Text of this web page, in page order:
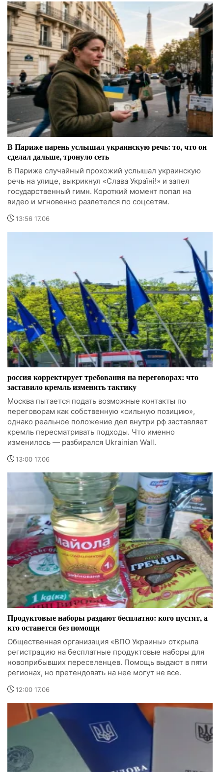
В Париже парень услышал украинскую речь: то, что он
сделал дальше, тронуло сеть
В Париже случайный прохожий услышал украинскую
речь на улице, выкрикнул «Слава Україні!» и запел
государственный гимн. Короткий момент попал на
видео и мгновенно разлетелся по соцсетям.
13:56 17.06
россия корректирует требования на переговорах: что
заставило кремль изменить тактику
Москва пытается подать возможные контакты по
переговорам как собственную «сильную позицию»,
однако реальное положение дел внутри рф заставляет
кремль пересматривать подходы. Что именно
изменилось — разбирался Ukrainian Wall.
13:00 17.06
Продуктовые наборы раздают бесплатно: кого пустят, а
кто останется без помощи
Общественная организация «ВПО Украины» открыла
регистрацию на бесплатные продуктовые наборы для
новоприбывших переселенцев. Помощь выдают в пяти
регионах, но претендовать на нее могут не все.
12:00 17.06